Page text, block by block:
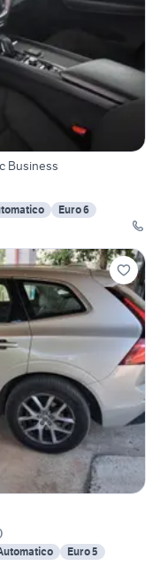
Business
Euro 6
)
Euro 5